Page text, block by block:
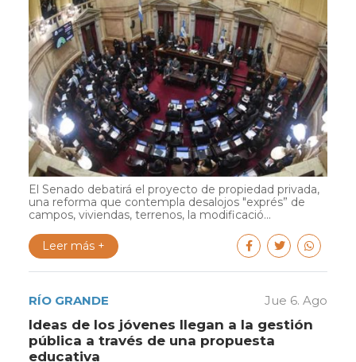
El Senado debatirá el proyecto de propiedad privada,
una reforma que contempla desalojos "exprés” de
campos, viviendas, terrenos, la modificació...
Leer más +
RÍO GRANDE Jue 6. Ago
Ideas de los jóvenes llegan a la gestión
pública a través de una propuesta
educativa